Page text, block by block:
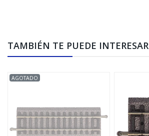
TAMBIÉN TE PUEDE INTERESAR
AGOTADO